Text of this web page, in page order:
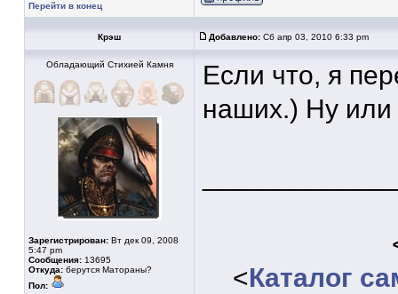
Перейти в конец
Крэш Добавлено: Сб апр 03, 2010 6:33 pm
Обладающий Стихией Камня
Зарегистрирован: Вт дек 09, 2008
5:47 pm
Сообщения: 13695
Откуда: берутся Матораны?
Пол:
Если что, я
наших.) Ну или
<Каталог